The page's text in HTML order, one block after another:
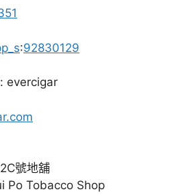
:92830129
: evercigar
號地舖
Po Tobacco Shop